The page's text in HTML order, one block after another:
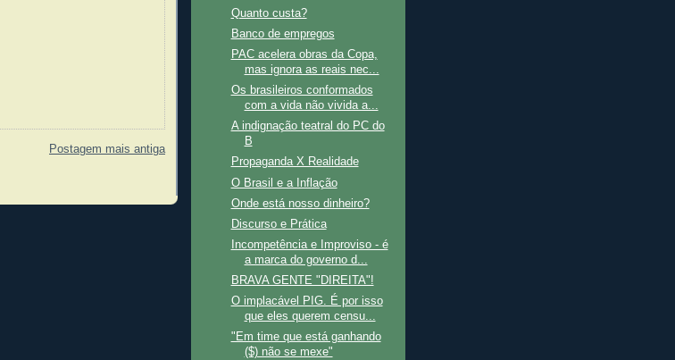
Postagem mais antiga
Quanto custa?
Banco de empregos
PAC acelera obras da Copa,
mas ignora as reais nec...
Os brasileiros conformados
com a vida não vivida a...
A indignação teatral do PC do
B
Propaganda X Realidade
O Brasil e a Inflação
Onde está nosso dinheiro?
Discurso e Prática
Incompetência e Improviso - é
a marca do governo d...
BRAVA GENTE "DIREITA"!
O implacável PIG. É por isso
que eles querem censu...
"Em time que está ganhando
($) não se mexe"